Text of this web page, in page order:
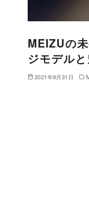
MEIZUの
ジモデル
2021年8月31日